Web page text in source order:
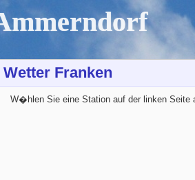
Wetter Franken
W�hlen Sie eine Station auf der linken Seite